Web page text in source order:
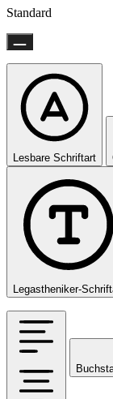
Standard
Lesbare Schriftart
Legastheniker-